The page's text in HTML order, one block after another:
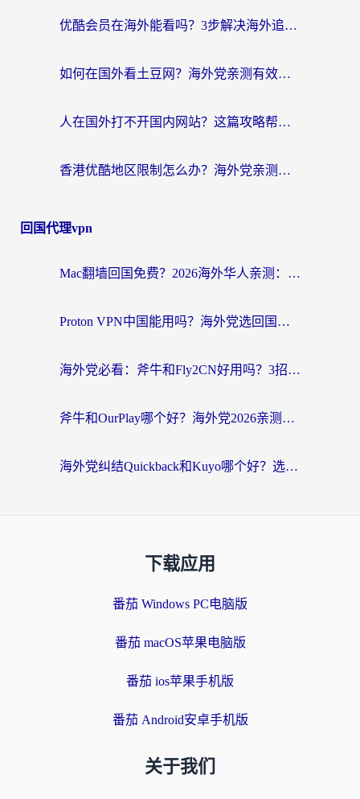
优酷会员在海外能看吗？3步解决海外追剧难题，附实测好用加速器推荐
如何在国外看土豆网？海外党亲测有效的追剧加速器选择指南
人在国外打不开国内网站？这篇攻略帮你无缝解锁国内资源（附交管12123使用技巧）
香港优酷地区限制怎么办？海外党亲测有效的追剧解决方案
回国代理vpn
Mac翻墙回国免费？2026海外华人亲测：从CCTV5直播到国内APP，这样选加速器才靠谱
Proton VPN中国能用吗？海外党选回国加速器的避坑指南（附番茄加速器实测）
海外党必看：斧牛和Fly2CN好用吗？3招教你选对回国加速器（附免费试用攻略）
斧牛和OurPlay哪个好？海外党2026亲测：选对加速器，国内资源秒加载
海外党纠结Quickback和Kuyo哪个好？选对回国加速器才能无缝刷国内资源
下载应用
番茄 Windows PC电脑版
番茄 macOS苹果电脑版
番茄 ios苹果手机版
番茄 Android安卓手机版
关于我们